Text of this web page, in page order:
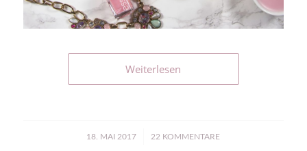
Weiterlesen
18. MAI 2017
/ 22 KOMMENTARE